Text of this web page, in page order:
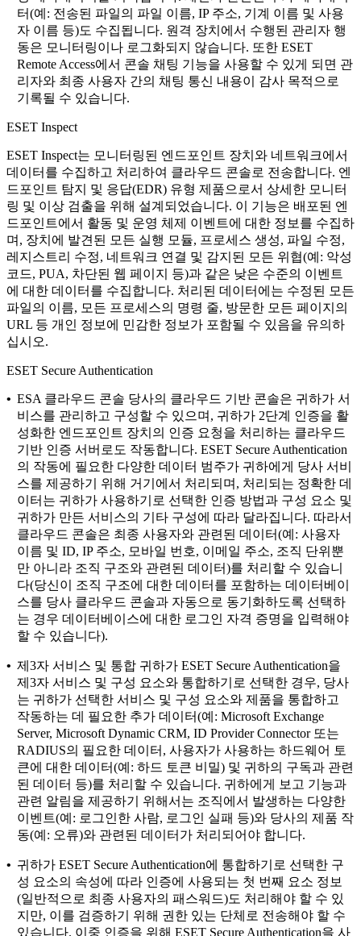
터(예: 전송된 파일의 파일 이름, IP 주소, 기계 이름 및 사용
자 이름 등)도 수집됩니다. 원격 장치에서 수행된 관리자 행
동은 모니터링이나 로그화되지 않습니다. 또한 ESET
Remote Access에서 콘솔 채팅 기능을 사용할 수 있게 되면 관
리자와 최종 사용자 간의 채팅 통신 내용이 감사 목적으로
기록될 수 있습니다.
ESET Inspect
ESET Inspect는 모니터링된 엔드포인트 장치와 네트워크에서
데이터를 수집하고 처리하여 클라우드 콘솔로 전송합니다. 엔
드포인트 탐지 및 응답(EDR) 유형 제품으로서 상세한 모니터
링 및 이상 검출을 위해 설계되었습니다. 이 기능은 배포된 엔
드포인트에서 활동 및 운영 체제 이벤트에 대한 정보를 수집하
며, 장치에 발견된 모든 실행 모듈, 프로세스 생성, 파일 수정,
레지스트리 수정, 네트워크 연결 및 감지된 모든 위협(예: 악성
코드, PUA, 차단된 웹 페이지 등)과 같은 낮은 수준의 이벤트
에 대한 데이터를 수집합니다. 처리된 데이터에는 수정된 모든
파일의 이름, 모든 프로세스의 명령 줄, 방문한 모든 페이지의
URL 등 개인 정보에 민감한 정보가 포함될 수 있음을 유의하
십시오.
ESET Secure Authentication
• ESA 클라우드 콘솔 당사의 클라우드 기반 콘솔은 귀하가 서
비스를 관리하고 구성할 수 있으며, 귀하가 2단계 인증을 활
성화한 엔드포인트 장치의 인증 요청을 처리하는 클라우드
기반 인증 서버로도 작동합니다. ESET Secure Authentication
의 작동에 필요한 다양한 데이터 범주가 귀하에게 당사 서비
스를 제공하기 위해 거기에서 처리되며, 처리되는 정확한 데
이터는 귀하가 사용하기로 선택한 인증 방법과 구성 요소 및
귀하가 만든 서비스의 기타 구성에 따라 달라집니다. 따라서
클라우드 콘솔은 최종 사용자와 관련된 데이터(예: 사용자
이름 및 ID, IP 주소, 모바일 번호, 이메일 주소, 조직 단위뿐
만 아니라 조직 구조와 관련된 데이터)를 처리할 수 있습니
다(당신이 조직 구조에 대한 데이터를 포함하는 데이터베이
스를 당사 클라우드 콘솔과 자동으로 동기화하도록 선택하
는 경우 데이터베이스에 대한 로그인 자격 증명을 입력해야
할 수 있습니다).
• 제3자 서비스 및 통합 귀하가 ESET Secure Authentication을
제3자 서비스 및 구성 요소와 통합하기로 선택한 경우, 당사
는 귀하가 선택한 서비스 및 구성 요소와 제품을 통합하고
작동하는 데 필요한 추가 데이터(예: Microsoft Exchange
Server, Microsoft Dynamic CRM, ID Provider Connector 또는
RADIUS의 필요한 데이터, 사용자가 사용하는 하드웨어 토
큰에 대한 데이터(예: 하드 토큰 비밀) 및 귀하의 구독과 관련
된 데이터 등)를 처리할 수 있습니다. 귀하에게 보고 기능과
관련 알림을 제공하기 위해서는 조직에서 발생하는 다양한
이벤트(예: 로그인한 사람, 로그인 실패 등)와 당사의 제품 작
동(예: 오류)와 관련된 데이터가 처리되어야 합니다.
• 귀하가 ESET Secure Authentication에 통합하기로 선택한 구
성 요소의 속성에 따라 인증에 사용되는 첫 번째 요소 정보
(일반적으로 최종 사용자의 패스워드)도 처리해야 할 수 있
지만, 이를 검증하기 위해 권한 있는 단체로 전송해야 할 수
있습니다. 이중 인증을 위해 ESET Secure Authentication을 사